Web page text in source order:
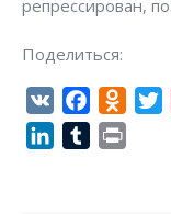
репрессирован,
Поделиться:
VK Facebook
LinkedInTumblr